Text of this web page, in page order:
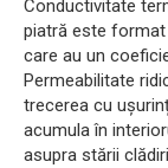
Conductivitate
piatră este format
care au un
Permeabilitate
trecerea cu
acumula în
asupra stării